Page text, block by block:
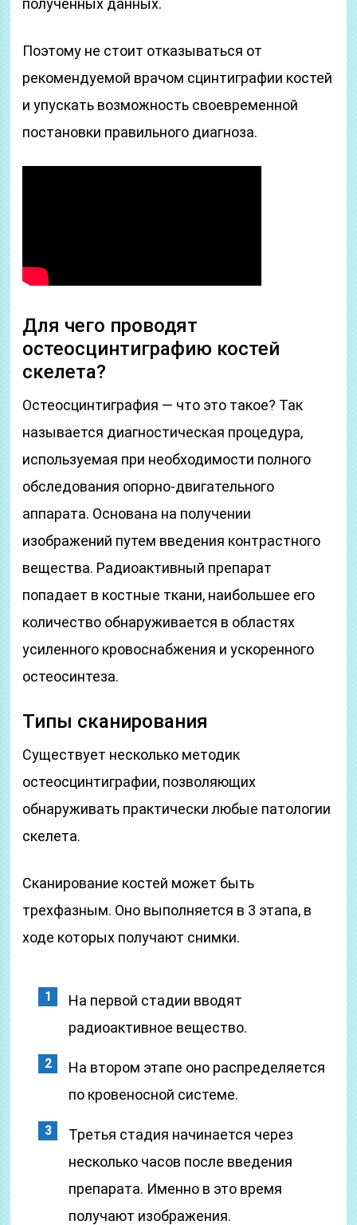
полученных данных.
Поэтому не стоит отказываться от
рекомендуемой врачом сцинтиграфии костей
и упускать возможность своевременной
постановки правильного диагноза.
Для чего проводят
остеосцинтиграфию костей
скелета?
Остеосцинтиграфия — что это такое? Так
называется диагностическая процедура,
используемая при необходимости полного
обследования опорно-двигательного
аппарата. Основана на получении
изображений путем введения контрастного
вещества. Радиоактивный препарат
попадает в костные ткани, наибольшее его
количество обнаруживается в областях
усиленного кровоснабжения и ускоренного
остеосинтеза.
Типы сканирования
Существует несколько методик
остеосцинтиграфии, позволяющих
обнаруживать практически любые патологии
скелета.
Сканирование костей может быть
трехфазным. Оно выполняется в 3 этапа, в
ходе которых получают снимки.
На первой стадии вводят
радиоактивное вещество.
На втором этапе оно распределяется
по кровеносной системе.
Третья стадия начинается через
несколько часов после введения
препарата. Именно в это время
получают изображения.